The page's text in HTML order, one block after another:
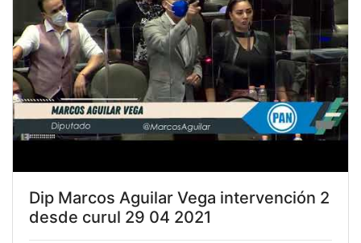
Dip Marcos Aguilar Vega intervención 2
desde curul 29 04 2021